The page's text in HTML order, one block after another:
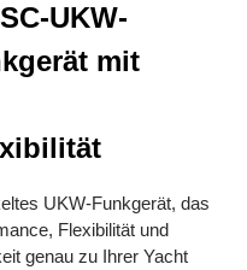
UKW-
mit
UKW-Funkgerät, das
Flexibilität und
genau zu Ihrer Yacht